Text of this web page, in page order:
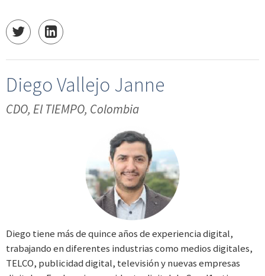
Diego Vallejo Janne
CDO, El TIEMPO, Colombia
Diego tiene más de quince años de experiencia digital,
trabajando en diferentes industrias como medios digitales,
TELCO, publicidad digital, televisión y nuevas empresas